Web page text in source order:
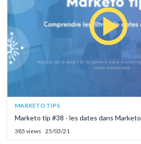
MARKETO TIPS
Marketo tip #38 - les dates dans Marketo
385 views 25/03/21